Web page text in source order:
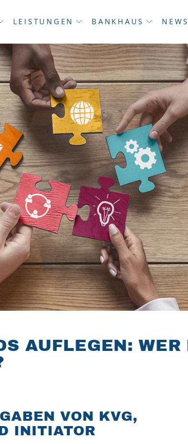
LEISTUNGEN BANKHAUS
AUFLEGEN: WER
VON KVG,
INITIATOR